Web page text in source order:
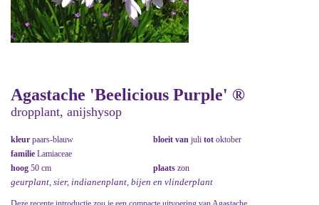
Agastache 'Beelicious Purple' ®
dropplant, anijshysop
kleur paars-blauw bloeit van juli tot oktober
familie Lamiaceae
hoog 50 cm plaats zon
geurplant, sier, indianenplant, bijen en vlinderplant